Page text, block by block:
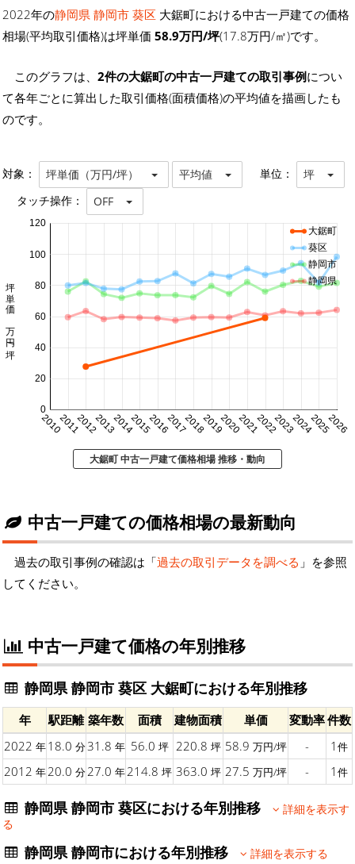
2022年の静岡県 静岡市 葵区 大鋸町における中古一戸建ての価格
相場(平均取引価格)は坪単価 58.9万円/坪(17.8万円/㎡)です。
このグラフは、 2件の大鋸町の中古一戸建ての取引事例につい
て各年ごとに算出した取引価格(面積価格)の平均値を描画したも
のです。
対象： 坪単価（万円/坪） 平均値 単位： 坪
タッチ操作： OFF
20102011201220132014201520162017201820192020202120222023202420252026
0
20
40
60
80
100
120
坪単価 万円/坪
大鋸町
葵区
静岡市
静岡県
大鋸町 中古一戸建て価格相場 推移・動向
中古一戸建ての価格相場の最新動向
過去の取引事例の確認は「過去の取引データを調べる 」を参照
してください。
中古一戸建て価格の年別推移
静岡県 静岡市 葵区 大鋸町における年別推移
年 駅距離 築年数 面積 建物面積 単価 変動率件数
2022 年18.0 分31.8 年 56.0 坪 220.8 坪 58.9 万円/坪 - 1 件
2012 年20.0 分27.0 年214.8 坪 363.0 坪 27.5 万円/坪 - 1 件
静岡県 静岡市 葵区における年別推移
詳細を表示す
る
静岡県 静岡市における年別推移 詳細を表示する